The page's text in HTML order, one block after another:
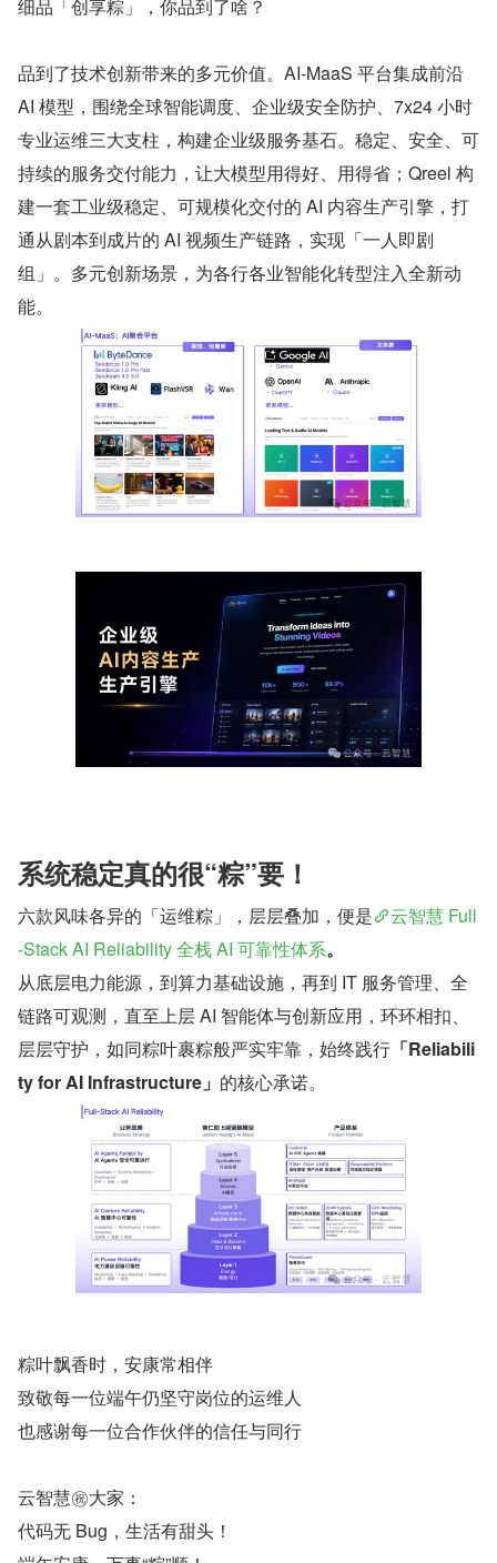
细品「创享粽」，你品到了啥？
品到了技术创新带来的多元价值。AI-MaaS 平台集成前沿
AI 模型，围绕全球智能调度、企业级安全防护、7x24 小时
专业运维三大支柱，构建企业级服务基石。稳定、安全、可
持续的服务交付能力，让大模型用得好、用得省；Qreel 构
建一套工业级稳定、可规模化交付的 AI 内容生产引擎，打
通从剧本到成片的 AI 视频生产链路，实现「一人即剧
组」。多元创新场景，为各行各业智能化转型注入全新动
能。
系统稳定真的很“粽”要！
六款风味各异的「运维粽」，层层叠加，便是
云智慧 Full
-Stack AI Reliability 全栈 AI 可靠性体系。
从底层电力能源，到算力基础设施，再到 IT 服务管理、全
链路可观测，直至上层 AI 智能体与创新应用，环环相扣、
层层守护，如同粽叶裹粽般严实牢靠，始终践行 「Reliabili
ty for AI Infrastructure」 的核心承诺。
粽叶飘香时，安康常相伴
致敬每一位端午仍坚守岗位的运维人
也感谢每一位合作伙伴的信任与同行
云智慧㊗️大家：
代码无 Bug，生活有甜头！